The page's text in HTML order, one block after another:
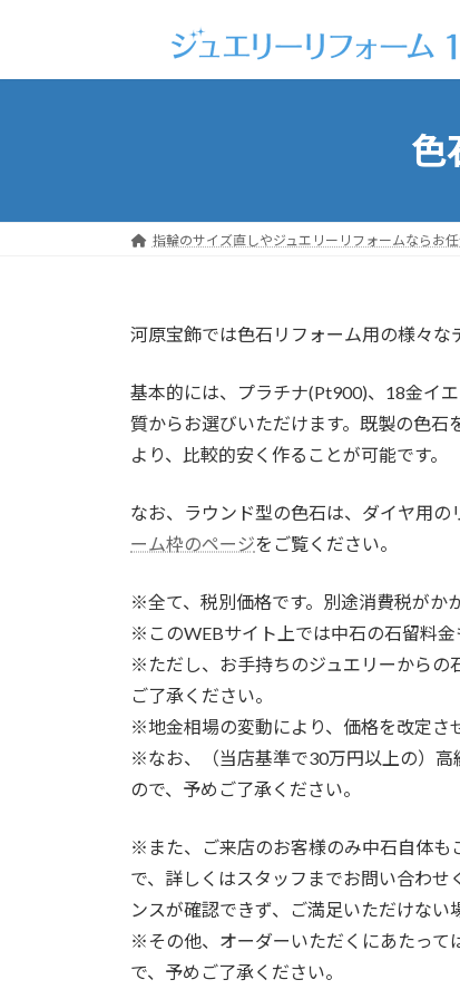
ッ
移
色
指輪のサイズ直しやジュエリーリフォームならお
河原宝飾では色石リフォーム用の様々な
基本的には、プラチナ(Pt900)、18金イ
質からお選びいただけます。既製の色石
より、比較的安く作ることが可能です。
なお、ラウンド型の色石は、ダイヤ用の
ーム枠のページをご覧ください。
※全て、税別価格です。別途消費税がかか
※このWEBサイト上では中石の石留料金
※ただし、お手持ちのジュエリーからの
ご了承ください。
※地金相場の変動により、価格を改定さ
※なお、（当店基準で30万円以上の）高
ので、予めご了承ください。
※また、ご来店のお客様のみ中石自体も
で、詳しくはスタッフまでお問い合わ
ンスが確認できず、ご満足いただけない
※その他、オーダーいただくにあたって
で、予めご了承ください。